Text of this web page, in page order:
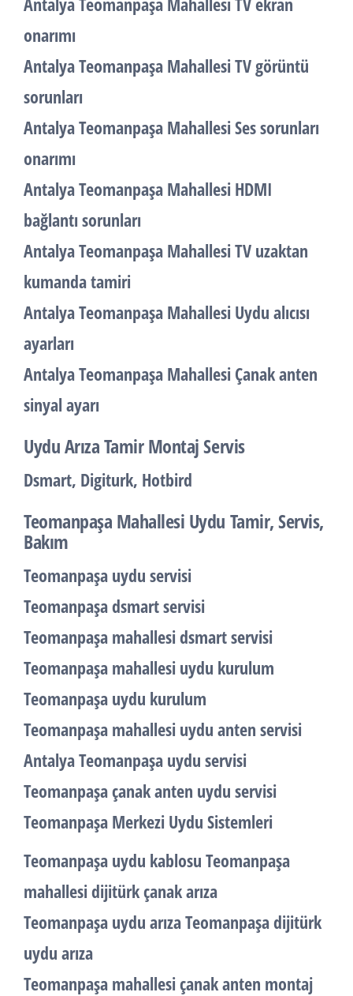
onarımı
Antalya Teomanpaşa Mahallesi TV görüntü
sorunları
Antalya Teomanpaşa Mahallesi Ses sorunları
onarımı
Antalya Teomanpaşa Mahallesi HDMI
bağlantı sorunları
Antalya Teomanpaşa Mahallesi TV uzaktan
kumanda tamiri
Antalya Teomanpaşa Mahallesi Uydu alıcısı
ayarları
Antalya Teomanpaşa Mahallesi Çanak anten
sinyal ayarı
Uydu Arıza Tamir Montaj Servis
Dsmart, Digiturk, Hotbird
Teomanpaşa Mahallesi Uydu Tamir, Servis,
Bakım
Teomanpaşa uydu servisi
Teomanpaşa dsmart servisi
Teomanpaşa mahallesi dsmart servisi
Teomanpaşa mahallesi uydu kurulum
Teomanpaşa uydu kurulum
Teomanpaşa mahallesi uydu anten servisi
Antalya Teomanpaşa uydu servisi
Teomanpaşa çanak anten uydu servisi
Teomanpaşa Merkezi Uydu Sistemleri
Teomanpaşa uydu kablosu Teomanpaşa
mahallesi dijitürk çanak arıza
Teomanpaşa uydu arıza Teomanpaşa dijitürk
uydu arıza
Teomanpaşa mahallesi çanak anten montaj